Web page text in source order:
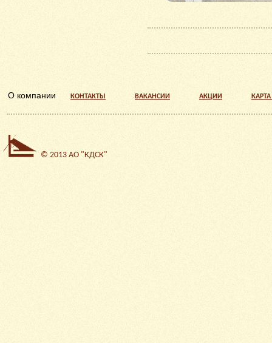
О компании КОНТАКТЫ ВАКАНСИИ АКЦИИ
© 2013 АО "КДСК"